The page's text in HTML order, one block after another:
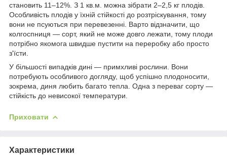
становить 11–12%. З 1 кв.м. можна зібрати 2–2,5 кг плодів.
Особливість плодів у їхній стійкості до розтріскування, тому
вони не псуються при перевезенні. Варто відзначити, що
колгоспниця — сорт, який не може довго лежати, тому плоди
потрібно якомога швидше пустити на переробку або просто
з'їсти.
У більшості випадків дині — примхливі рослини. Вони
потребують особливого догляду, щоб успішно плодоносити,
зокрема, диня любить багато тепла. Одна з переваг сорту —
стійкість до невисокої температури.
Приховати
Характеристики